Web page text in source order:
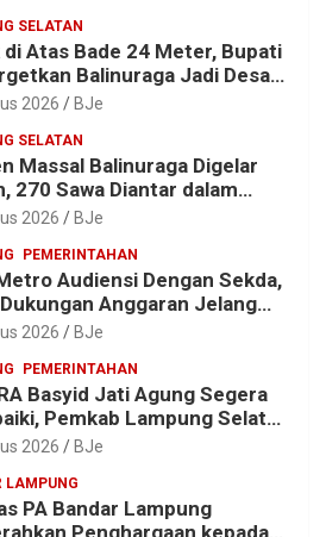
SELATAN
di Atas Bade 24 Meter, Bupati
Balinuraga Jadi Desa
Budaya 2027
2026 BJe
SELATAN
Massal Balinuraga Digelar
270 Sawa Diantar dalam
Suci yang Gerakkan Ekonomi
2026 BJe
PEMERINTAHAN
Audiensi Dengan Sekda,
Anggaran Jelang
X Lampung
2026 BJe
PEMERINTAHAN
Basyid Jati Agung Segera
Pemkab Lampung Selatan
Rp1,13 Miliar
2026 BJe
LAMPUNG
PA Bandar Lampung
Penghargaan kepada